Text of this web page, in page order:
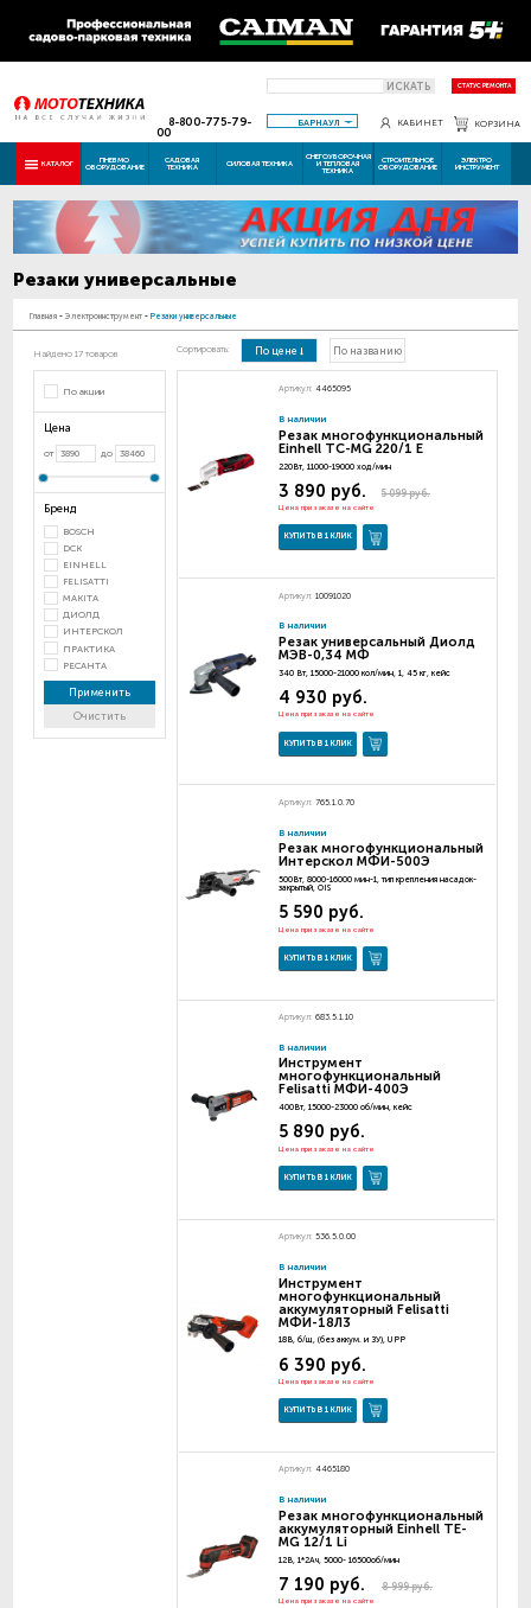
ИСКАТЬ СТАТУС РЕМОНТА
8-800-775-79-
00
БАРНАУЛ КАБИНЕТ КОРЗИНА
КАТАЛОГ ПНЕВМО
ОБОРУДОВАНИЕ
САДОВАЯ
ТЕХНИКА СИЛОВАЯ ТЕХНИКА
СНЕГОУБОРОЧНАЯ
И ТЕПЛОВАЯ
ТЕХНИКА
СТРОИТЕЛЬНОЕ
ОБОРУДОВАНИЕ
ЭЛЕКТРО
ИНСТРУМЕНТ
Резаки универсальные
Главная - Электроинструмент - Резаки универсальные
Найдено 17 товаров
По акции
Цена
от до
Бренд
BOSCH
DCK
EINHELL
FELISATTI
MAKITA
ДИОЛД
ИНТЕРСКОЛ
ПРАКТИКА
РЕСАНТА
Применить
Очистить
Сортировать: По цене По названию
Артикул: 4465095
В наличии
Резак многофункциональный
Einhell TC-MG 220/1 E
220Вт, 11000-19000 ход/мин
5 099 руб.
3 890 руб.
Цена при заказе на сайте
КУПИТЬ В 1 КЛИК
Артикул: 10091020
В наличии
Резак универсальный Диолд
МЭВ-0,34 МФ
340 Вт, 15000-21000 кол/мин, 1, 45 кг, кейс
4 930 руб.
Цена при заказе на сайте
КУПИТЬ В 1 КЛИК
Артикул: 765.1.0.70
В наличии
Резак многофункциональный
Интерскол МФИ-500Э
500Вт, 8000-16000 мин-1, тип крепления насадок-
закрытый, OIS
5 590 руб.
Цена при заказе на сайте
КУПИТЬ В 1 КЛИК
Артикул: 683.5.1.10
В наличии
Инструмент
многофункциональный
Felisatti МФИ-400Э
400Вт, 15000-23000 об/мин, кейс
5 890 руб.
Цена при заказе на сайте
КУПИТЬ В 1 КЛИК
Артикул: 536.5.0.00
В наличии
Инструмент
многофункциональный
аккумуляторный Felisatti
МФИ-18Л3
18В, б/щ, (без аккум. и ЗУ), UPP
6 390 руб.
Цена при заказе на сайте
КУПИТЬ В 1 КЛИК
Артикул: 4465180
В наличии
Резак многофункциональный
аккумуляторный Einhell TE-
MG 12/1 Li
12В, 1*2Ач, 5000- 16500об/мин
8 999 руб.
7 190 руб.
Цена при заказе на сайте